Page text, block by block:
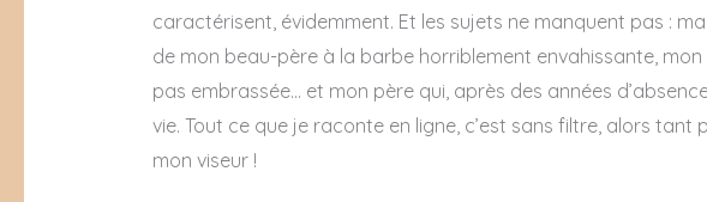
caractérisent, évidemment. Et les sujets ne manquent pas :
de mon beau-père à la barbe horriblement envahissante,
pas embrassée… et mon père qui, après des années
vie. Tout ce que je raconte en ligne, c’est sans filtre, alors tant
mon viseur !